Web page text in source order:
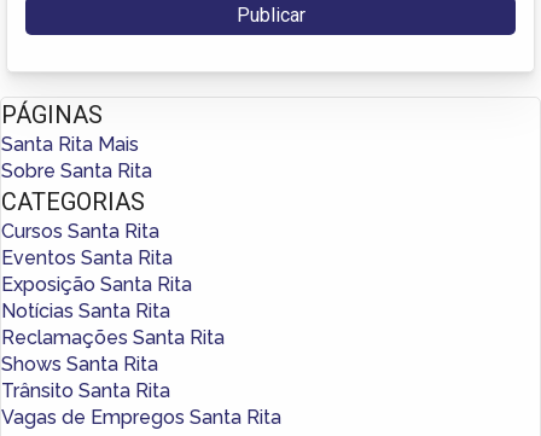
PÁGINAS
Santa Rita Mais
Sobre Santa Rita
CATEGORIAS
Cursos Santa Rita
Eventos Santa Rita
Exposição Santa Rita
Notícias Santa Rita
Reclamações Santa Rita
Shows Santa Rita
Trânsito Santa Rita
Vagas de Empregos Santa Rita